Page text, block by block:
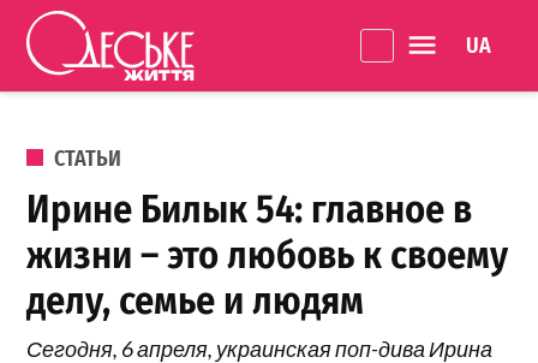
Перейти к содержанию
життя
ОПУБЛИКОВАНО В
СТАТЬИ
Ирине Билык 54: главное в
жизни – это любовь к своему
делу, семье и людям
Сегодня, 6 апреля, украинская поп-дива Ирина